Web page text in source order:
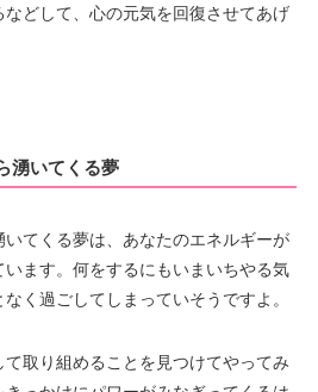
どして、心の元気を回復させてあげ
湧いてくる夢
いてくる夢は、あなたのエネルギーが
ます。何をするにもいまいちやる気
く過ごしてしまっていそうですよ。
取り組めることを見つけてやってみ